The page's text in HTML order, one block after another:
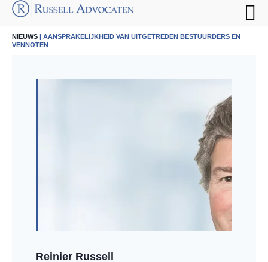
NIEUWS | AANSPRAKELIJKHEID VAN UITGETREDEN BESTUURDERS EN
VENNOTEN
Reinier Russell